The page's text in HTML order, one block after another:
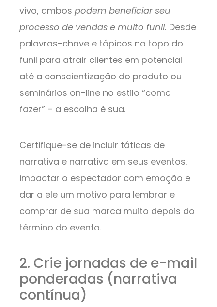
vivo, ambos podem beneficiar seu
processo de vendas e muito funil. Desde
palavras-chave e tópicos no topo do
funil para atrair clientes em potencial
até a conscientização do produto ou
seminários on-line no estilo “como
fazer” – a escolha é sua.
Certifique-se de incluir táticas de
narrativa e narrativa em seus eventos,
impactar o espectador com emoção e
dar a ele um motivo para lembrar e
comprar de sua marca muito depois do
término do evento.
2. Crie jornadas de e-mail
ponderadas (narrativa
contínua)